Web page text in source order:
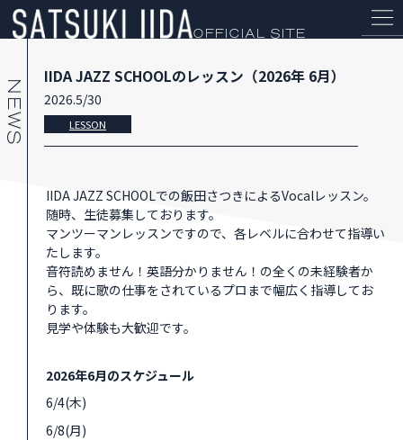
OFFICIAL SITE
PROFILE
SCHEDULE
IIDA JAZZ SCHOOLのレッスン（2026年 6月）
2026.5/30
LESSON
IIDA JAZZ SCHOOLでの飯田さつきによるVocalレッスン。
随時、生徒募集しております。
マンツーマンレッスンですので、各レベルに合わせて指導い
たします。
音符読めません！英語分かりません！の全くの未経験者か
ら、既に歌の仕事をされているプロまで幅広く指導してお
ります。
見学や体験も大歓迎です。
2026年6月のスケジュール
6/4(木)
6/8(月)